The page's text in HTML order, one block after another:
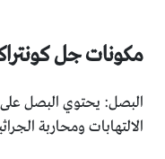
مكونات جل
البصل: يحتوي البصل
الالتهابات ومحاربة